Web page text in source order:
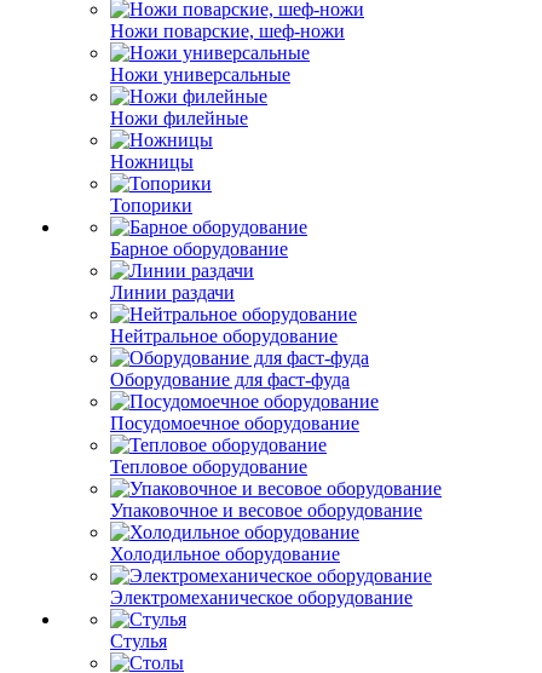
Ножи поварские, шеф-ножи
Ножи универсальные
Ножи филейные
Ножницы
Топорики
Барное оборудование
Линии раздачи
Нейтральное оборудование
Оборудование для фаст-фуда
Посудомоечное оборудование
Тепловое оборудование
Упаковочное и весовое оборудование
Холодильное оборудование
Электромеханическое оборудование
Стулья